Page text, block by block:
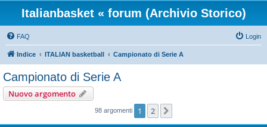
Italianbasket « forum (Archivio Storico)
FAQ Login
Indice ITALIAN basketball Campionato di Serie A
Campionato di Serie A
Nuovo argomento
98 argomenti 1 2